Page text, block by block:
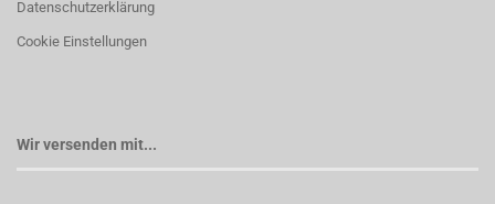
Datenschutzerklärung
Cookie Einstellungen
Wir versenden mit...